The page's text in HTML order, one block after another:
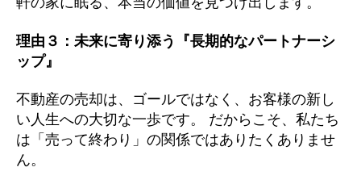
理由３：未来に寄り添う『長期的なパートナーシ
ップ』
不動産の売却は、ゴールではなく、お客様の新し
い人生への大切な一歩です。 だからこそ、私たち
は「売って終わり」の関係ではありたくありませ
ん。